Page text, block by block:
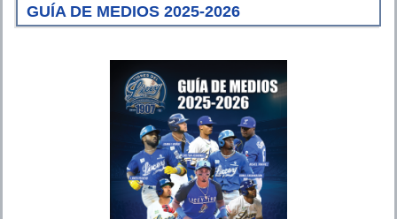
GUÍA DE MEDIOS 2025-2026